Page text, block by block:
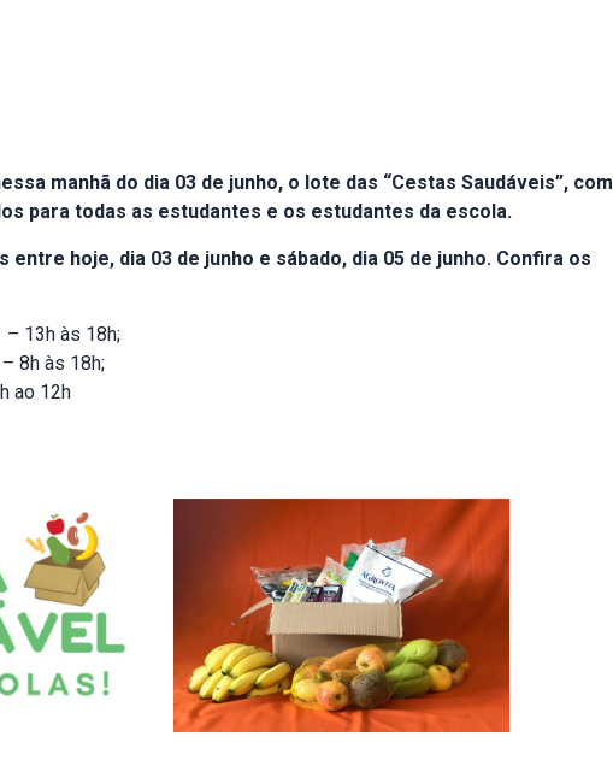
manhã do dia 03 de junho, o lote das “Cestas Saudáveis”, com
para todas as estudantes e os estudantes da escola.
hoje, dia 03 de junho e sábado, dia 05 de junho. Confira os
– 13h às 18h;
8h às 18h;
ao 12h